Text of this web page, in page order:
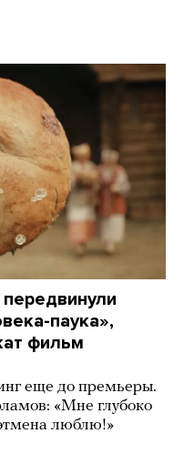
паука»,
фильм
еще до премьеры.
«Мне глубоко
люблю!»